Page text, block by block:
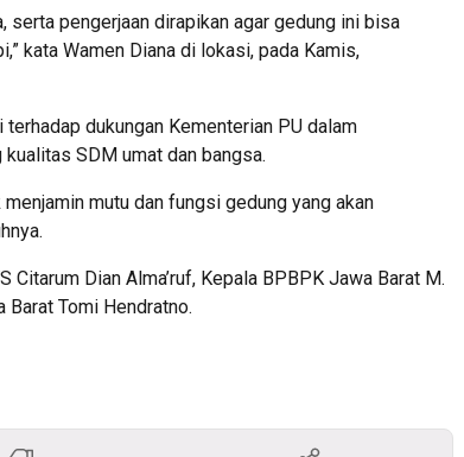
pengerjaan dirapikan agar gedung ini bisa
kata Wamen Diana di lokasi, pada Kamis,
dukungan Kementerian PU dalam
SDM umat dan bangsa.
mutu dan fungsi gedung yang akan
Citarum Dian Alma’ruf, Kepala BPBPK Jawa Barat M.
Barat Tomi Hendratno.